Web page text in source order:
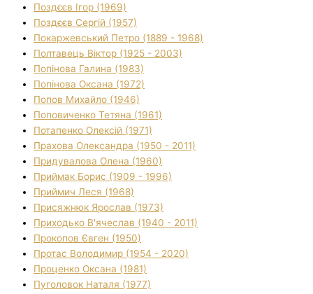
Поздєєв Ігор (1969)
Поздєєв Сергій (1957)
Покаржевський Петро (1889 - 1968)
Полтавець Віктор (1925 - 2003)
Попінова Галина (1983)
Попінова Оксана (1972)
Попов Михайло (1946)
Поповиченко Тетяна (1961)
Потапенко Олексій (1971)
Прахова Олександра (1950 - 2011)
Придувалова Олена (1960)
Приймак Борис (1909 - 1996)
Приймич Леся (1968)
Присяжнюк Ярослав (1973)
Приходько В'ячеслав (1940 - 2011)
Прокопов Євген (1950)
Протас Володимир (1954 - 2020)
Проценко Оксана (1981)
Пуголовок Наталя (1977)